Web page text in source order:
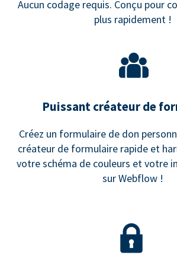
Aucun codage requis. Conçu pour
plus rapidement !
Puissant créateur de
Créez un formulaire de don
créateur de formulaire rapide et
votre schéma de couleurs et votre
sur Webflow !